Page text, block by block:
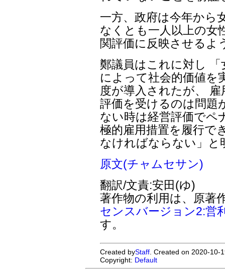
一方、政府は今年から
なくとも一人以上の女
関評価に反映させるよ
鄭議員はこれに対し
によって社会的価値を
度が導入されたが、
評価を受けるのは問題
ない時は経営評価でペ
極的雇用措置を履行で
なければならない」と
原文(チャムセサン)
翻訳/文責:安田(ゆ)
著作物の利用は、原著
センスバージョン2:営
す。
Created byStaff . Created on 2020-
Copyright: Default